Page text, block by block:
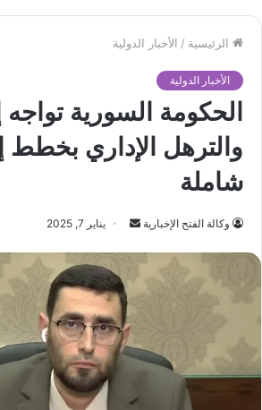
الرئيسية / الأخبار الدولية
الأخبار الدولية
الحكومة السورية
والترهل الإداري بخطط
شاملة
وكالة الفتح الإخبارية
أرسل
إلكترونيا
يناير 7, 2025